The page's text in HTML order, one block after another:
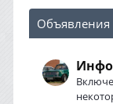
Объявления